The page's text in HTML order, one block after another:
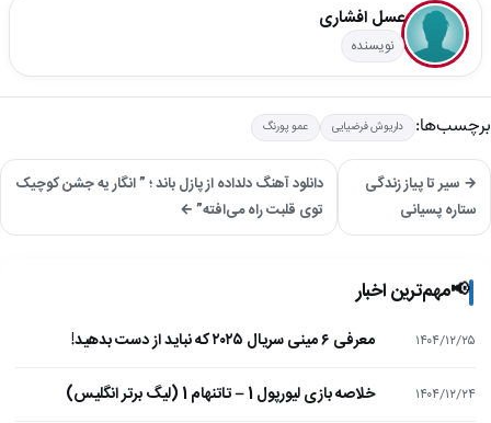
عسل افشاری
نویسنده
برچسب‌ها: داریوش فرضیایی عمو پورنگ
→ سیر تا پیاز زندگی
ستاره پسیانی
دانلود آهنگ دلداده از پازل باند ؛ ” انگار یه جشن کوچیک
توی قلبت راه می‌افته” ←
📢مهم‌ترین اخبار
۱۴۰۴/۱۲/۲۵ معرفی ۶ مینی سریال ۲۰۲۵ که نباید از دست بدهید!
۱۴۰۴/۱۲/۲۴ خلاصه بازی لیورپول 1 – تاتنهام 1 (لیگ برتر انگلیس)